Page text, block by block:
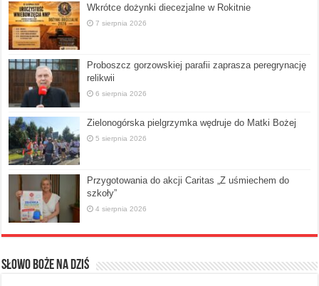
Wkrótce dożynki diecezjalne w Rokitnie
7 sierpnia 2026
Proboszcz gorzowskiej parafii zaprasza peregrynację
relikwii
6 sierpnia 2026
Zielonogórska pielgrzymka wędruje do Matki Bożej
5 sierpnia 2026
Przygotowania do akcji Caritas „Z uśmiechem do
szkoły”
4 sierpnia 2026
Słowo Boże na dziś